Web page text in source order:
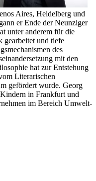
Aires, Heidelberg und
er Ende der Neunziger
unter anderem für die
gearbeitet und tiefe
des
mit den
hat zur Entstehung
Literarischen
gefördert wurde. Georg
in Frankfurt und
im Bereich Umwelt-